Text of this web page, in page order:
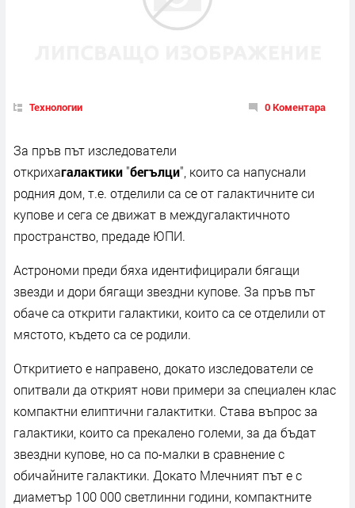
Технологии 0 Коментара
За пръв път изследователи
открихагалактики "бегълци", които са напуснали
родния дом, т.е. отделили са се от галактичните си
купове и сега се движат в междугалактичното
пространство, предаде ЮПИ.
Астрономи преди бяха идентифицирали бягащи
звезди и дори бягащи звездни купове. За пръв път
обаче са открити галактики, които са се отделили от
мястото, където са се родили.
Откритието е направено, докато изследователи се
опитвали да открият нови примери за специален клас
компактни елиптични галактитки. Става въпрос за
галактики, които са прекалено големи, за да бъдат
звездни купове, но са по-малки в сравнение с
обичайните галактики. Докато Млечният път е с
диаметър 100 000 светлинни години, компактните